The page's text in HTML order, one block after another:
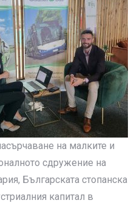
на малките и
сдружение на
Българската стопанска
капитал в